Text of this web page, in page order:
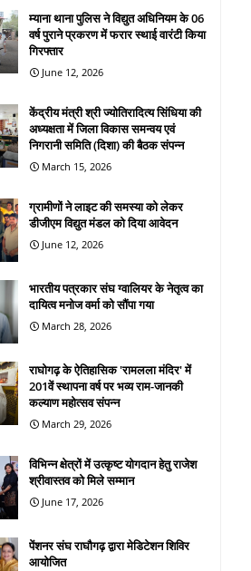
म्याना थाना पुलिस ने विद्युत अधिनियम के 06
वर्ष पुराने प्रकरण में फरार स्थाई वारंटी किया
गिरफ्तार
June 12, 2026
केंद्रीय मंत्री श्री ज्योतिरादित्य सिंधिया की
अध्यक्षता में जिला विकास समन्वय एवं
निगरानी समिति (दिशा) की बैठक संपन्न
March 15, 2026
ग्रामीणों ने लाइट की समस्या को लेकर
डीजीएम विद्युत मंडल को दिया आवेदन
June 12, 2026
भारतीय पत्रकार संघ ग्वालियर के नेतृत्व का
दायित्व मनोज वर्मा को सौंपा गया
March 28, 2026
राघोगढ़ के ऐतिहासिक 'रामलला मंदिर' में
201वें स्थापना वर्ष पर भव्य राम-जानकी
कल्याण महोत्सव संपन्न
March 29, 2026
विभिन्न क्षेत्रों में उत्कृष्ट योगदान हेतु राजेश
श्रीवास्तव को मिले सम्मान
June 17, 2026
पेंशनर संघ राघौगढ़ द्वारा मेडिटेशन शिविर
आयोजित